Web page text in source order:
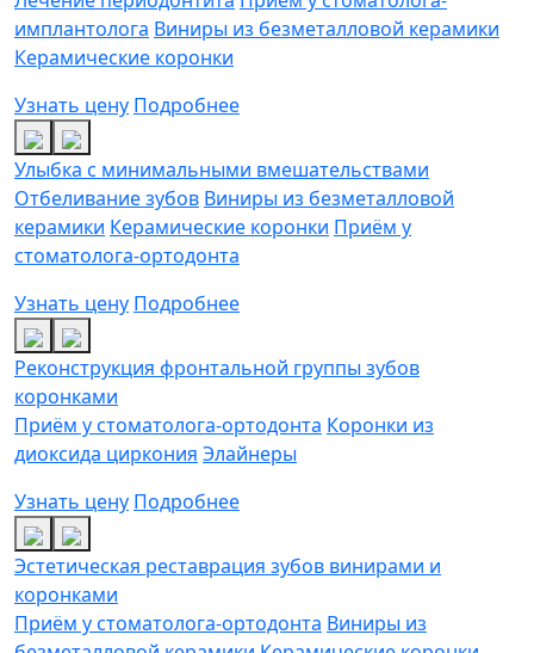
имплантолога Виниры из безметалловой керамики
Керамические коронки
Узнать цену Подробнее
Улыбка с минимальными вмешательствами
Отбеливание зубов Виниры из безметалловой
керамики Керамические коронки Приём у
стоматолога-ортодонта
Узнать цену Подробнее
Реконструкция фронтальной группы зубов
коронками
Приём у стоматолога-ортодонта Коронки из
диоксида циркония Элайнеры
Узнать цену Подробнее
Эстетическая реставрация зубов винирами и
коронками
Приём у стоматолога-ортодонта Виниры из